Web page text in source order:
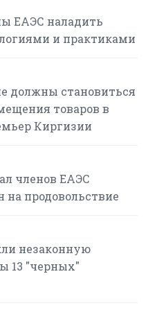
ЕАЭС наладить
и практиками
должны становиться
товаров в
Киргизии
членов ЕАЭС
на продовольствие
незаконную
13 "черных"